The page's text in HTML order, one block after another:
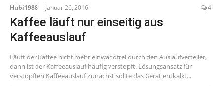
Hubi1988 Januar 26, 2016 4
Kaffee läuft nur einseitig aus
Kaffeeauslauf
Läuft der Kaffee nicht mehr einwandfrei durch den Auslaufverteiler,
dann ist der Kaffeeauslauf häufig verstopft. Lösungsansatz für
verstopften Kaffeeauslauf Zunächst sollte das Gerät entkalkt...